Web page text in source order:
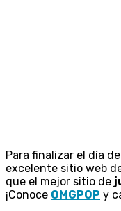
Para finalizar el día
excelente sitio web
que el mejor sitio de
¡Conoce OMGPOP y